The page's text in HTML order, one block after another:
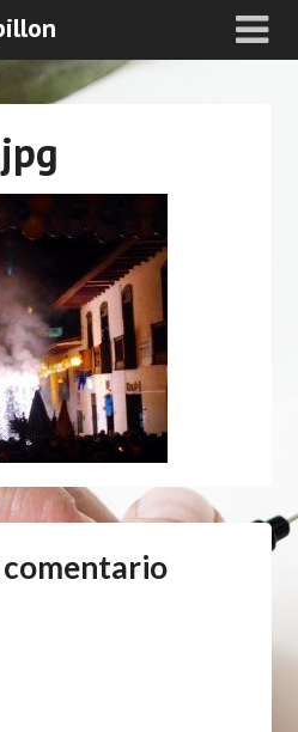
comentario